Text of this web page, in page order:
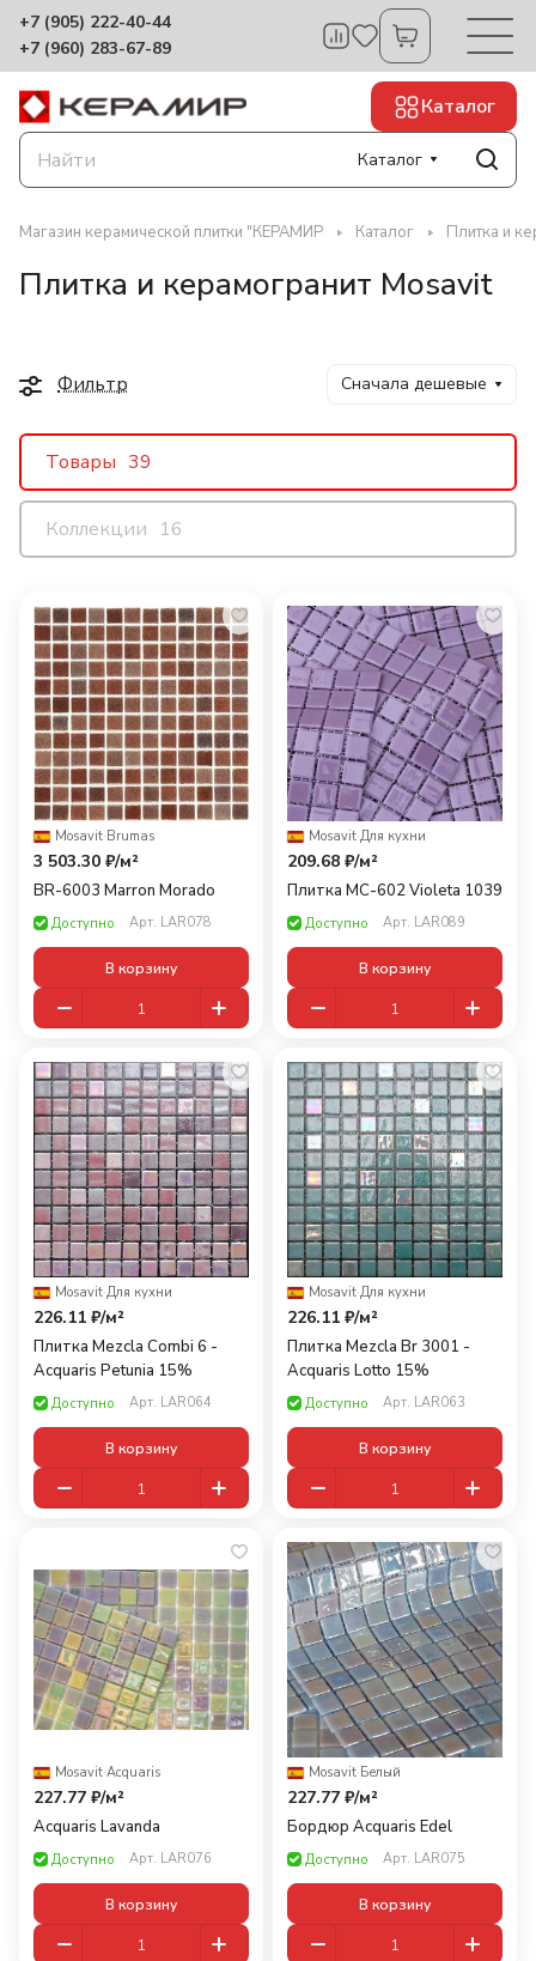
+7 (905) 222-40-44
+7 (960) 283-67-89
Каталог
Каталог
Магазин керамической плитки "КЕРАМИР Каталог Плитка и
Плитка и керамогранит Mosavit
Фильтр Сначала дешевые
Товары 39
Коллекции 16
Mosavit·Brumas
3 503.30 ₽/м²
BR-6003 Marron Morado
Доступно Арт. LAR078
В корзину
Mosavit·Для кухни
209.68 ₽/м²
Плитка MC-602 Violeta 1039
Доступно Арт. LAR089
В корзину
Mosavit·Для кухни
226.11 ₽/м²
Плитка Mezcla Combi 6 -
Acquaris Petunia 15%
Доступно Арт. LAR064
В корзину
Mosavit·Для кухни
226.11 ₽/м²
Плитка Mezcla Br 3001 -
Acquaris Lotto 15%
Доступно Арт. LAR063
В корзину
Mosavit·Acquaris
227.77 ₽/м²
Acquaris Lavanda
Доступно Арт. LAR076
В корзину
Mosavit·Белый
227.77 ₽/м²
Бордюр Acquaris Edel
Доступно Арт. LAR075
В корзину